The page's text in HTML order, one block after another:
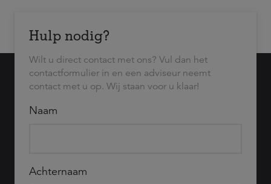
Hulp nodig?
Wilt u direct contact met ons? Vul dan het
contactformulier in en een adviseur neemt
contact met u op. Wij staan voor u klaar!
Naam
Achternaam